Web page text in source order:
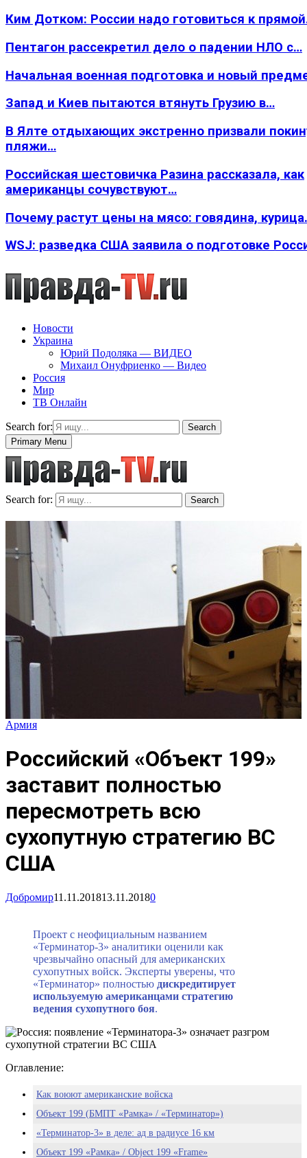
Ким Дотком: России надо готовиться к
Пентагон рассекретил дело о падении НЛО с…
Начальная военная подготовка и новый
Запад и Киев пытаются втянуть Грузию в…
В Ялте отдыхающих экстренно призвали
пляжи…
Российская шестовичка Разина рассказала, как
американцы сочувствуют…
Почему растут цены на мясо: говядина,
WSJ: разведка США заявила о подготовке
Новости
Украина
Юрий Подоляка — ВИДЕО
Михаил Онуфриенко — Видео
Россия
Мир
ТВ Онлайн
Search for:
Search
Primary Menu
Search for: Search
Армия
Российский «Объект 199»
заставит полностью
пересмотреть всю
сухопутную стратегию ВС
США
Добромир11.11.201813.11.20180
Проект с неофициальным названием
«Терминатор-3» аналитики оценили как
чрезвычайно опасный для американских
сухопутных войск. Эксперты уверены, что
«Терминатор» полностью дискредитирует
используемую американцами стратегию
ведения сухопутного боя.
Оглавление:
Как воюют американские войска
Объект 199 (БМПТ «Рамка» / «Терминатор»)
«Терминатор-3» в деле: ад в радиусе 16 км
Объект 199 «Рамка» / Object 199 «Frame»